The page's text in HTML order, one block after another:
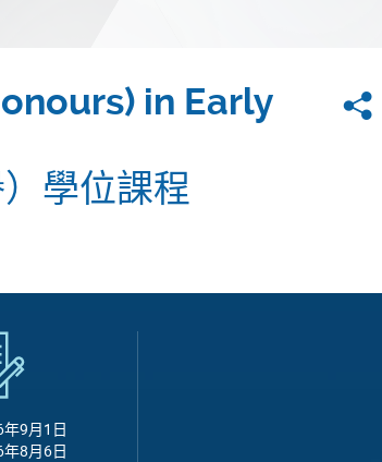
in Early
學位課程
9月1日
8月6日